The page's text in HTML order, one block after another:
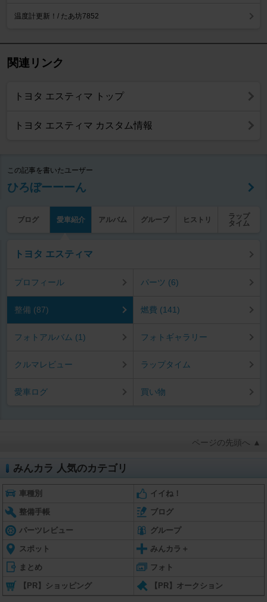
温度計更新！/ たあ坊7852
関連リンク
トヨタ エスティマ トップ
トヨタ エスティマ カスタム情報
この記事を書いたユーザー
ひろぼーーーん
ブログ 愛車紹介 アルバム グループ ヒストリ
ラップ
タイム
トヨタ エスティマ
プロフィール パーツ (6)
整備 (87) 燃費 (141)
フォトアルバム (1) フォトギャラリー
クルマレビュー ラップタイム
愛車ログ 買い物
ページの先頭へ ▲
みんカラ 人気のカテゴリ
車種別 イイね！
整備手帳 ブログ
パーツレビュー グループ
スポット みんカラ＋
まとめ フォト
【PR】ショッピング 【PR】オークション